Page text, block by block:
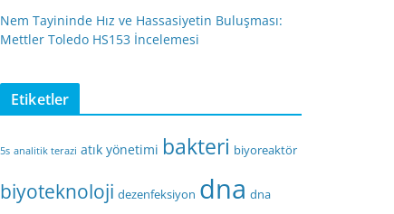
Nem Tayininde Hız ve Hassasiyetin Buluşması:
Mettler Toledo HS153 İncelemesi
Etiketler
5s analitik terazi atık yönetimi bakteri biyoreaktör
biyoteknoloji dezenfeksiyon dna dna